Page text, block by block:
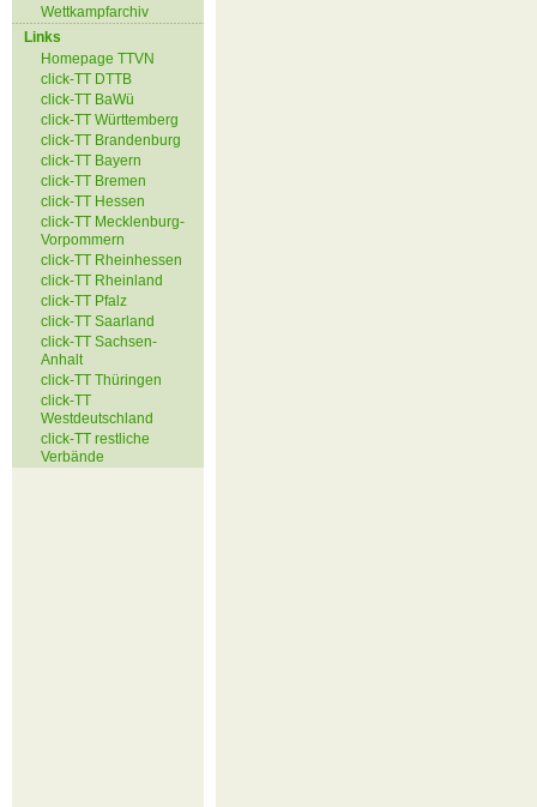
Wettkampfarchiv
Links
Homepage TTVN
click-TT DTTB
click-TT BaWü
click-TT Württemberg
click-TT Brandenburg
click-TT Bayern
click-TT Bremen
click-TT Hessen
click-TT Mecklenburg-
Vorpommern
click-TT Rheinhessen
click-TT Rheinland
click-TT Pfalz
click-TT Saarland
click-TT Sachsen-
Anhalt
click-TT Thüringen
click-TT
Westdeutschland
click-TT restliche
Verbände